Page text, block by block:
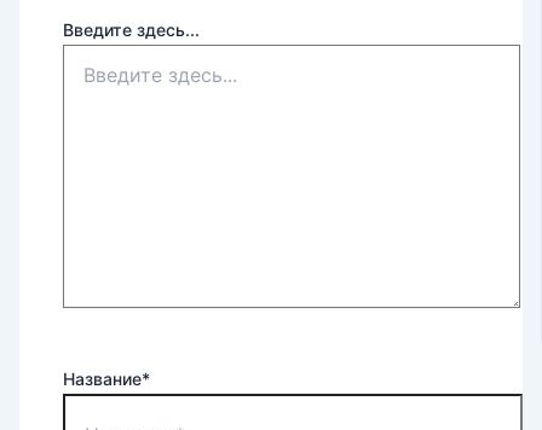
Введите здесь...
Название*